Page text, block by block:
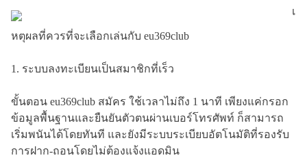
เ
หตุผลที่ควรที่จะเลือกเล่นกับ eu369club
1. ระบบลงทะเบียนเป็นสมาชิกที่เร็ว
ขั้นตอน eu369club สมัคร ใช้เวลาไม่ถึง 1 นาที เพียงแค่กรอก
ข้อมูลพื้นฐานและยืนยันตัวตนผ่านเบอร์โทรศัพท์ ก็สามารถ
เริ่มพนันได้โดยทันที และยังมีระบบระเบียบอัตโนมัติที่รองรับ
การฝาก-ถอนโดยไม่ต้องแจ้งแอดมิน